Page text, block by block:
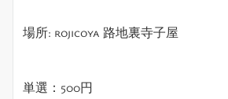
場所: rojicoya 路地裏寺子屋
単選：500円